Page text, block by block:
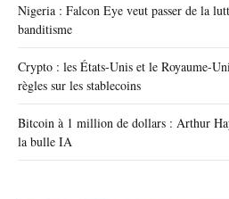
Nigeria : Falcon Eye veut passer de la
banditisme
Crypto : les États-Unis et le Royaume-
règles sur les stablecoins
Bitcoin à 1 million de dollars : Arthur
la bulle IA